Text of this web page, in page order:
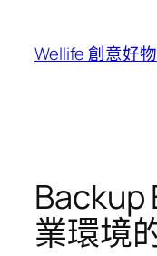
Wellife 創意好物
Backup
業環境